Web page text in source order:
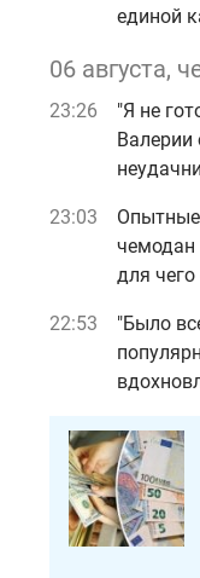
единой
06 августа,
23:26
"Я не
Валерии
23:03
Опытные
для
22:53
"Было